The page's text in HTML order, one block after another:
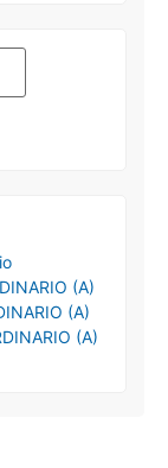
(A)
(A)
(A)